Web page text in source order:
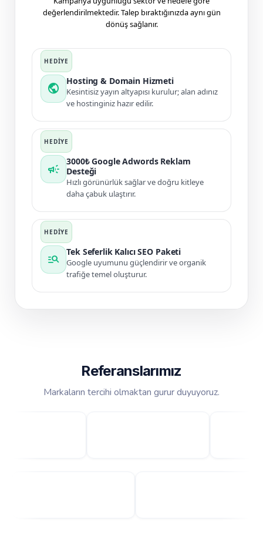
değerlendirilmektedir. Talep bıraktığınızda aynı gün
dönüş sağlanır.
public
Hosting & Domain Hizmeti
Kesintisiz yayın altyapısı kurulur; alan adınız
ve hostinginiz hazır edilir.
campaign
3000₺ Google Adwords Reklam
Desteği
Hızlı görünürlük sağlar ve doğru kitleye
daha çabuk ulaştırır.
manage_search
Tek Seferlik Kalıcı SEO Paketi
Google uyumunu güçlendirir ve organik
trafiğe temel oluşturur.
Referanslarımız
Markaların tercihi olmaktan gurur duyuyoruz.